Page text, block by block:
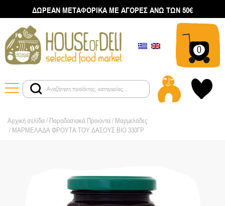
ΔΩΡΕΑΝ ΜΕΤΑΦΟΡΙΚΑ ΜΕ ΑΓΟΡΕΣ ΑΝΩ ΤΩΝ 50€
0
Αρχική σελίδα/ Παραδοσιακά Προιόντα/ Μαρμελάδες
/ ΜΑΡΜΕΛΑΔΑ ΦΡΟΥΤΑ ΤΟΥ ΔΑΣΟΥΣ ΒΙΟ 330ΓΡ